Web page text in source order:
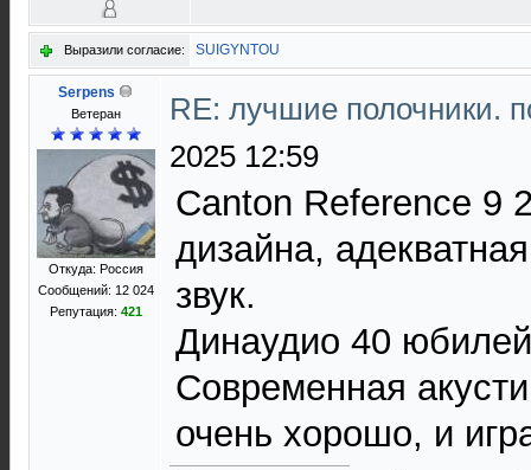
Выразили согласие: SUIGYNTOU
Serpens
Ветеран
Откуда: Россия
Сообщений: 12 024
Репутация: 421
RE: лучшие полочники.
2025 12:59
Canton Reference 9
дизайна,
звук.
Динаудио 40
Современная
очень хорошо, и